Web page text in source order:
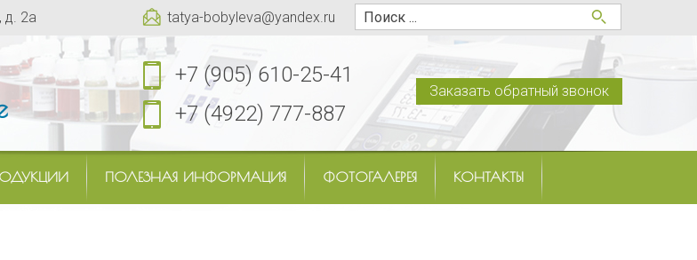
tatya-bobyleva@yandex.ru
д. 2а
+7 (905) 610-25-41
+7 (4922) 777-887
Заказать обратный звонок
ПОЛЕЗНАЯ ИНФОРМАЦИЯ ФОТОГАЛЕРЕЯ КОНТАКТЫ